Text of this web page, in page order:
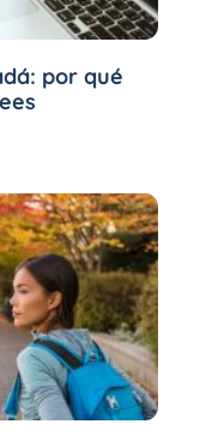
por qué